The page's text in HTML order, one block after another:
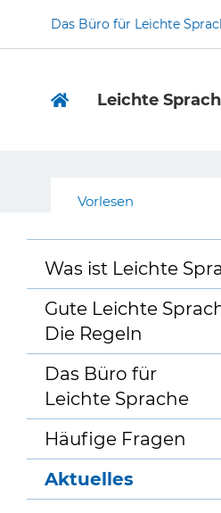
springen
Das Büro für Leichte
Leichte
Vorlesen
Was ist Leichte
Gute Leichte
Die Regeln
Das Büro für
Leichte Sprache
Häufige Fragen
Aktuelles